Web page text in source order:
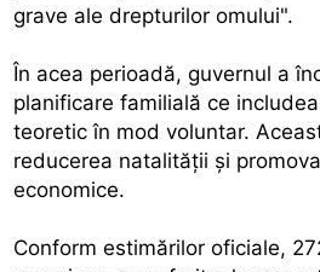
grave ale drepturilor omului".
În acea perioadă, guvernul a
planificare familială ce
teoretic în mod voluntar.
reducerea natalităţii şi
economice.
Conform estimărilor oficiale,